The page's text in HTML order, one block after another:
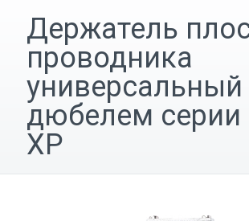
Держатель
проводника
универсальный
дюбелем
ХР